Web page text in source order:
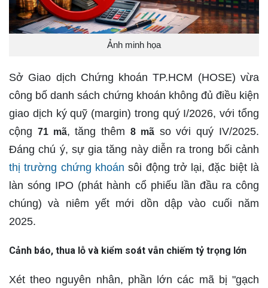
Ảnh minh họa
Sở Giao dịch Chứng khoán TP.HCM (HOSE) vừa
công bố danh sách chứng khoán không đủ điều kiện
giao dịch ký quỹ (margin) trong quý I/2026, với tổng
cộng 71 mã, tăng thêm8 mãso với quý IV/2025.
Đáng chú ý, sự gia tăng này diễn ra trong bối cảnh
thị trường chứng khoánsôi động trở lại, đặc biệt là
làn sóng IPO (phát hành cổ phiếu lần đầu ra công
chúng) và niêm yết mới dồn dập vào cuối năm
2025.
Cảnh báo, thua lỗ và kiểm soát vẫn chiếm tỷ trọng lớn
Xét theo nguyên nhân, phần lớn các mã bị "gạch